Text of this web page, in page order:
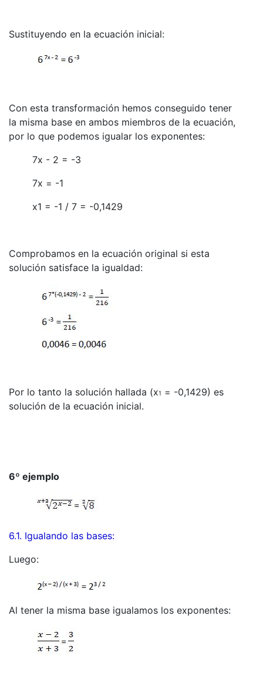
Sustituyendo en la ecuación inicial:
Con esta transformación hemos conseguido tener
la misma base en ambos miembros de la ecuación,
por lo que podemos igualar los exponentes:
7x - 2 = -3
7x = -1
x1 = -1 / 7 = -0,1429
Comprobamos en la ecuación original si esta
solución satisface la igualdad:
Por lo tanto la solución hallada (x1 = -0,1429) es
solución de la ecuación inicial.
6º ejemplo
6.1. Igualando las bases:
Luego:
Al tener la misma base igualamos los exponentes: